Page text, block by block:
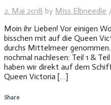
2. Mai 2018 by Miss Elbneedle
Moin ihr Lieben! Vor einigen
bisschen mit auf die Queen
durchs Mittelmeer
nochmal nachlesen: Teil 1 &
haben wir direkt auf dem
Queen Victoria […]
Share